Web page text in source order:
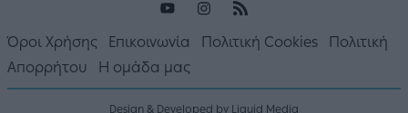
Όροι Χρήσης Επικοινωνία Πολιτική Cookies
Πολιτική
Απορρήτου
Η ομάδα μας
Design & Developed by Liquid Media